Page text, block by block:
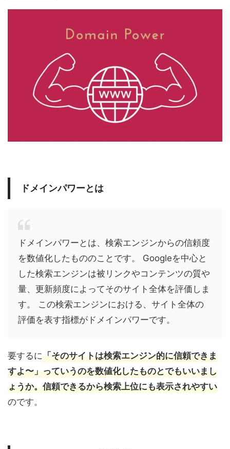
ドメインパワーとは
ドメインパワーとは、検索エンジンからの信頼度
を数値化したもののことです。 Googleを中心と
した検索エンジンは被リンクやコンテンツの質や
量、更新頻度によってそのサイト全体を評価しま
す。 この検索エンジンにおける、サイト全体の
評価を表す指標がドメインパワーです。
要するに「そのサイトは検索エンジン的に信頼できま
すよ〜」っていうのを数値化したものとでもいいまし
ょうか。信頼できるから検索上位にも表示されやすい
のです。